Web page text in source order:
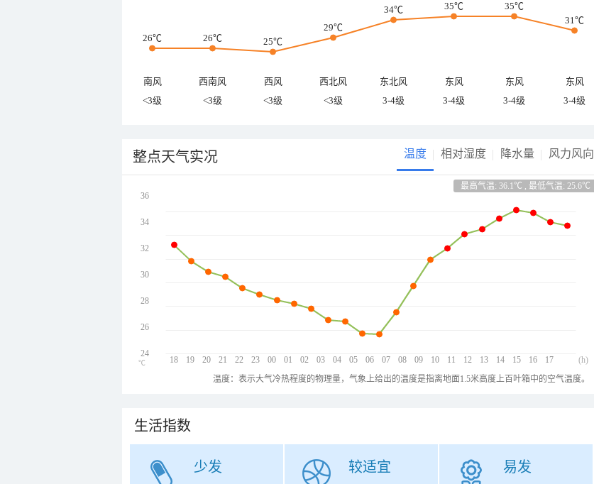
26℃ 26℃ 25℃
29℃
34℃ 35℃
35℃
31℃
南风 西南风 西风 西北风 东北风 东风 东风
东风
<3级
<3级 <3级 <3级 3-4级 3-4级 3-4级 3-4级
整点天气实况 温度 相对湿度 降水量 风力风向
最高气温: 36.1℃ , 最低气温: 25.6℃
18 19 20 21 22 23 00 01 02 03 04 05 06 07 08 09 10 11 12 13 14 15 16 17
36
34
32
30
28
26
24
(h)
℃
温度：表示大气冷热程度的物理量，气象上给出的温度是指离地面1.5米高度上百叶箱中的空气温度。
生活指数
少发 较适宜 易发